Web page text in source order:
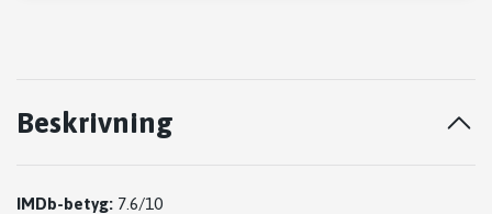
Beskrivning
IMDb-betyg: 7.6/10